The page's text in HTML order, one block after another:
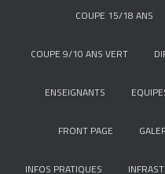
COUPE 15/18 ANS
COUPE 9/10 ANS VERT
ENSEIGNANTS
FRONT PAGE
INFOS PRATIQUES